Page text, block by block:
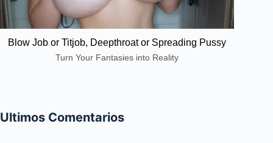
Blow Job or Titjob, Deepthroat or Spreading Pussy
Turn Your Fantasies into Reality
Ultimos Comentarios